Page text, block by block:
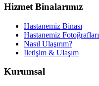
Hizmet Binalarımız
Hastanemiz Binası
Hastanemiz Fotoğrafları
Nasıl Ulaşırım?
İletişim & Ulaşım
Kurumsal